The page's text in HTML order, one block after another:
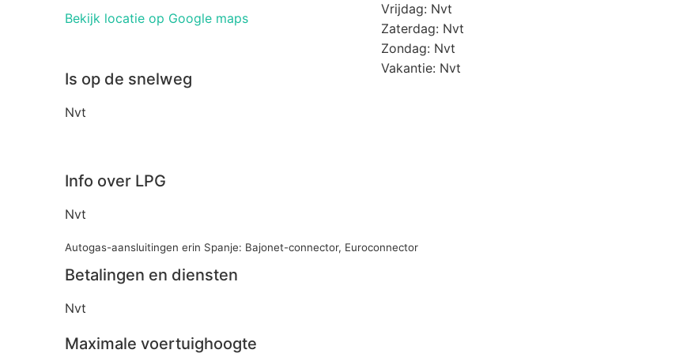
Bekijk locatie op Google maps
Is op de snelweg
Nvt
Vrijdag: Nvt
Zaterdag: Nvt
Zondag: Nvt
Vakantie: Nvt
Info over LPG
Nvt
Autogas-aansluitingen erin Spanje: Bajonet-connector, Euroconnector
Betalingen en diensten
Nvt
Maximale voertuighoogte